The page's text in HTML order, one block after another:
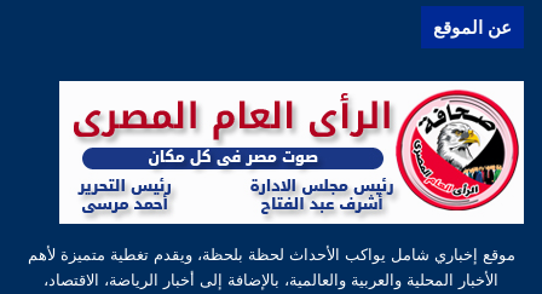
عن الموقع
موقع إخباري شامل يواكب الأحداث لحظة بلحظة، ويقدم تغطية متميزة لأهم
الأخبار المحلية والعربية والعالمية، بالإضافة إلى أخبار الرياضة، الاقتصاد،